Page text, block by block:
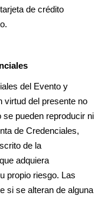
de crédito
del Evento y
virtud del presente no
pueden reproducir ni
de Credenciales,
de la
adquiera
propio riesgo. Las
si se alteran de alguna